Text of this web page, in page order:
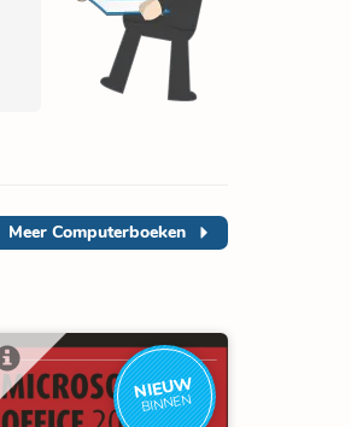
Meer Computerboeken
NIEUW
BINNEN